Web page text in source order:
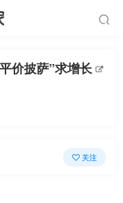
价披萨”求增长
关注